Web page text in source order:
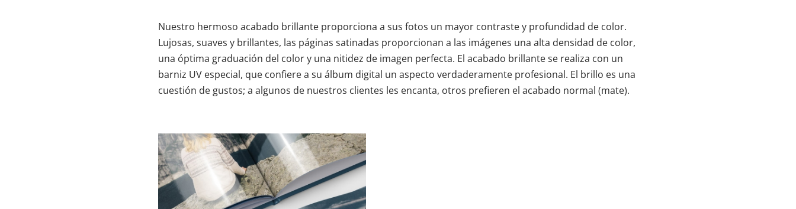
Nuestro hermoso acabado brillante proporciona a sus fotos un mayor contraste y profundidad de color.
Lujosas, suaves y brillantes, las páginas satinadas proporcionan a las imágenes una alta densidad de color,
una óptima graduación del color y una nitidez de imagen perfecta. El acabado brillante se realiza con un
barniz UV especial, que confiere a su álbum digital un aspecto verdaderamente profesional. El brillo es una
cuestión de gustos; a algunos de nuestros clientes les encanta, otros prefieren el acabado normal (mate).